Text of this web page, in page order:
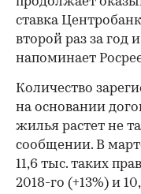
ставка
второй раз за год
напоминает
Количество
на основании
жилья растет не
сообщении. В
11,6 тыс. таких
2018-го (+13%) и